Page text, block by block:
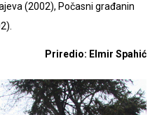
(2002), Počasni građanin
Priredio: Elmir Spahić